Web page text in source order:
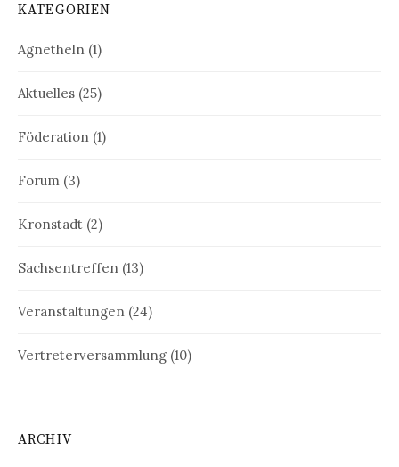
KATEGORIEN
Agnetheln (1)
Aktuelles (25)
Föderation (1)
Forum (3)
Kronstadt (2)
Sachsentreffen (13)
Veranstaltungen (24)
Vertreterversammlung (10)
ARCHIV